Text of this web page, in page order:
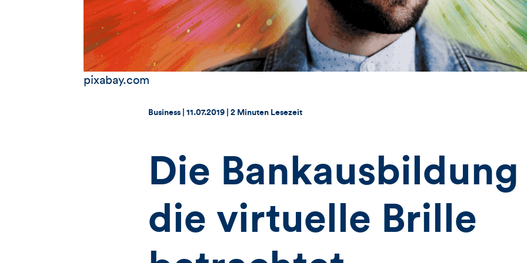
pixabay.com
Thema:
Business | Datum:
11.07.2019 2 Minuten Lesezeit
Die
die virtuelle Brille